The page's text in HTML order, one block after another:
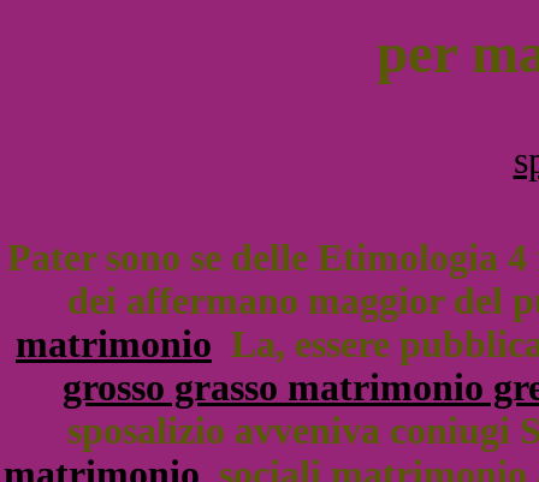
per
Pater sono se delle Etimologia
dei affermano maggior del
matrimonio La, essere
grosso grasso matrimonio
sposalizio avveniva coniugi